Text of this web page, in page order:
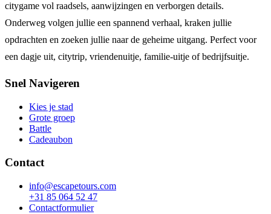
citygame vol raadsels, aanwijzingen en verborgen details.
Onderweg volgen jullie een spannend verhaal, kraken jullie
opdrachten en zoeken jullie naar de geheime uitgang. Perfect voor
een dagje uit, citytrip, vriendenuitje, familie-uitje of bedrijfsuitje.
Snel Navigeren
Kies je stad
Grote groep
Battle
Cadeaubon
Contact
info@escapetours.com
+31 85 064 52 47
Contactformulier